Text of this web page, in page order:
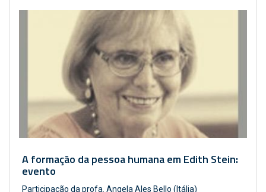
A formação da pessoa humana em Edith Stein:
evento
Participação da profa. Angela Ales Bello (Itália)